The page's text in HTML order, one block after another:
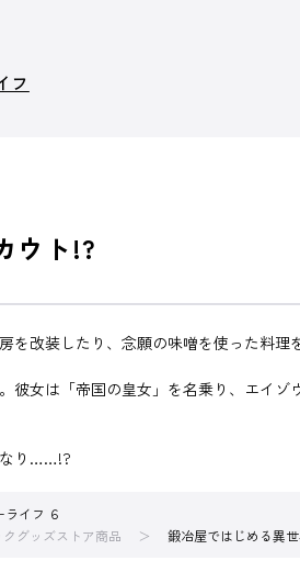
フ
ウト!?
改装したり、念願の味噌を使った料理
女は「帝国の皇女」を名乗り、エイ
なり……!?
イフ ６
クグッズストア商品 鍛冶屋ではじめる異